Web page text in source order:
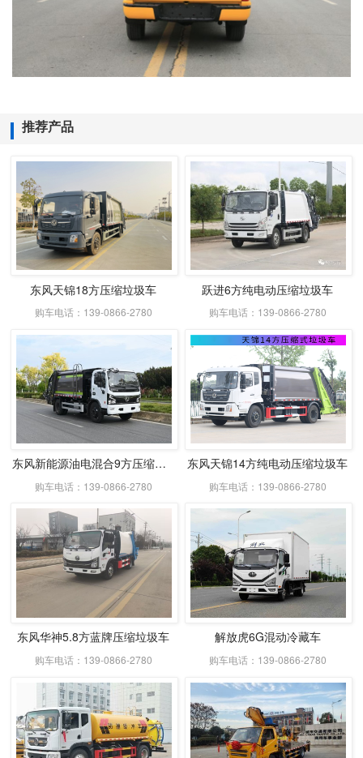
推荐产品
东风天锦18方压缩垃圾车
购车电话：139-0866-2780
跃进6方纯电动压缩垃圾车
购车电话：139-0866-2780
东风新能源油电混合9方压缩式垃圾车
购车电话：139-0866-2780
东风天锦14方纯电动压缩垃圾车
购车电话：139-0866-2780
东风华神5.8方蓝牌压缩垃圾车
购车电话：139-0866-2780
解放虎6G混动冷藏车
购车电话：139-0866-2780